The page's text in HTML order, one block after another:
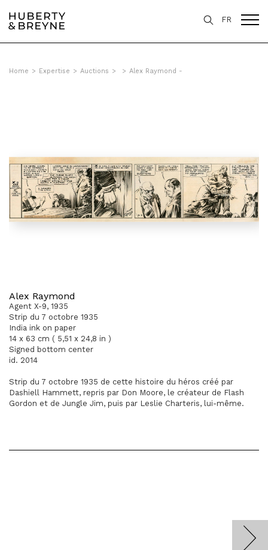
FR
Home > Expertise > Auctions > > Alex Raymond -
Alex Raymond
Agent X-9, 1935
Strip du 7 octobre 1935
India ink on paper
14 x 63 cm ( 5,51 x 24,8 in )
Signed bottom center
id. 2014
Strip du 7 octobre 1935 de cette histoire du héros créé par
Dashiell Hammett, repris par Don Moore, le créateur de Flash
Gordon et de Jungle Jim, puis par Leslie Charteris, lui-même.